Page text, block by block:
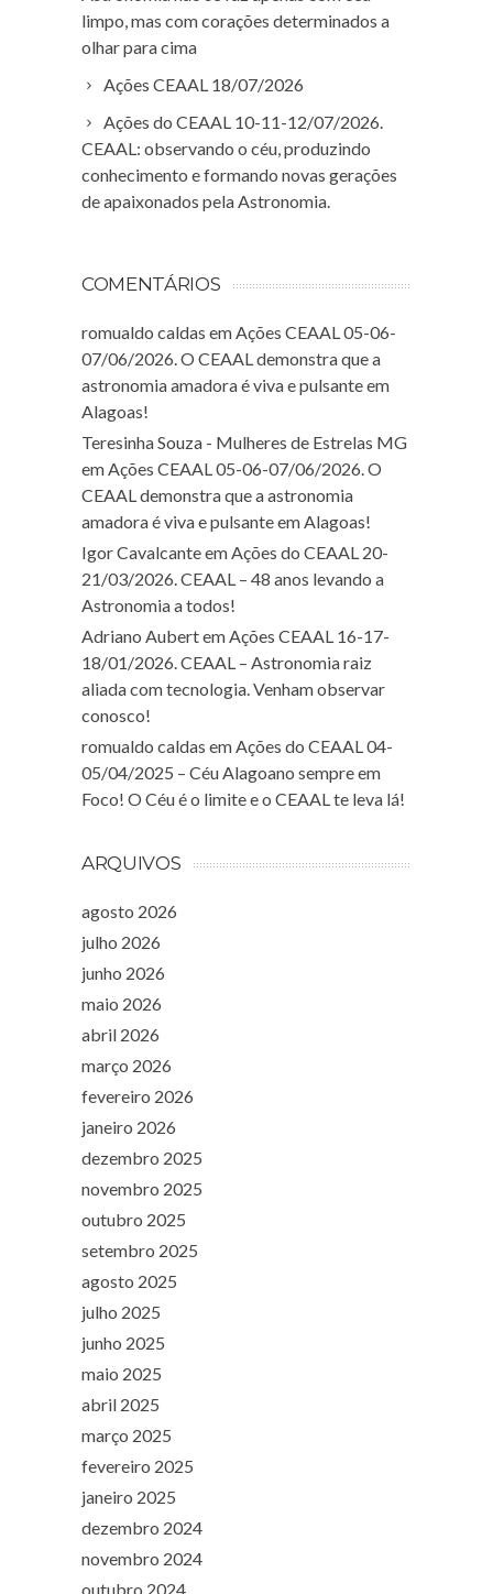
limpo, mas com corações determinados a
olhar para cima
Ações CEAAL 18/07/2026
Ações do CEAAL 10-11-12/07/2026.
CEAAL: observando o céu, produzindo
conhecimento e formando novas gerações
de apaixonados pela Astronomia.
COMENTÁRIOS
romualdo caldas em Ações CEAAL 05-06-
07/06/2026. O CEAAL demonstra que a
astronomia amadora é viva e pulsante em
Alagoas!
Teresinha Souza - Mulheres de Estrelas MG
em Ações CEAAL 05-06-07/06/2026. O
CEAAL demonstra que a astronomia
amadora é viva e pulsante em Alagoas!
Igor Cavalcanteem Ações do CEAAL 20-
21/03/2026. CEAAL – 48 anos levando a
Astronomia a todos!
Adriano Aubertem Ações CEAAL 16-17-
18/01/2026. CEAAL – Astronomia raiz
aliada com tecnologia. Venham observar
conosco!
romualdo caldas em Ações do CEAAL 04-
05/04/2025 – Céu Alagoano sempre em
Foco! O Céu é o limite e o CEAAL te leva lá!
ARQUIVOS
agosto 2026
julho 2026
junho 2026
maio 2026
abril 2026
março 2026
fevereiro 2026
janeiro 2026
dezembro 2025
novembro 2025
outubro 2025
setembro 2025
agosto 2025
julho 2025
junho 2025
maio 2025
abril 2025
março 2025
fevereiro 2025
janeiro 2025
dezembro 2024
novembro 2024
outubro 2024